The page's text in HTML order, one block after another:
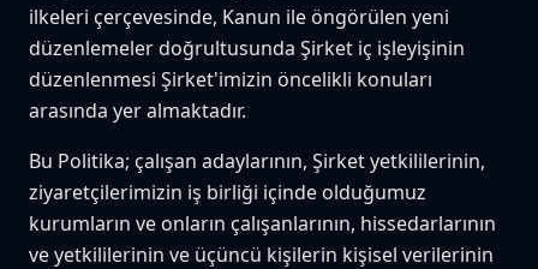
ilkeleri çerçevesinde, Kanun ile öngörülen yeni
düzenlemeler doğrultusunda Şirket iç işleyişinin
düzenlenmesi Şirket'imizin öncelikli konuları
arasında yer almaktadır.
Bu Politika; çalışan adaylarının, Şirket yetkililerinin,
ziyaretçilerimizin iş birliği içinde olduğumuz
kurumların ve onların çalışanlarının, hissedarlarının
ve yetkililerinin ve üçüncü kişilerin kişisel verilerinin